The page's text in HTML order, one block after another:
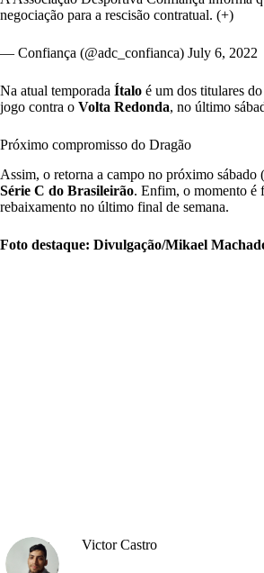
negociação para a rescisão contratual. (+)
— Confiança (@adc_confianca) July 6, 2022
Na atual temporada Ítalo é um dos titulares
jogo contra o Volta Redonda, no último
Próximo compromisso do Dragão
Assim, o retorna a campo no próximo
Série C do Brasileirão. Enfim, o momento é
rebaixamento no último final de semana.
Foto destaque: Divulgação/Mikael
Victor Castro